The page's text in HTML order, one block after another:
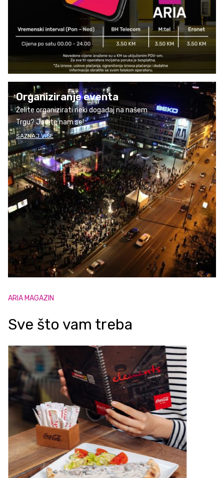
Organiziranje eventa
Želite organizirati neki događaj na našem
Trgu? Javite nam se!
SAZNAJ VIŠE
ARIA MAGAZIN
Sve što vam treba